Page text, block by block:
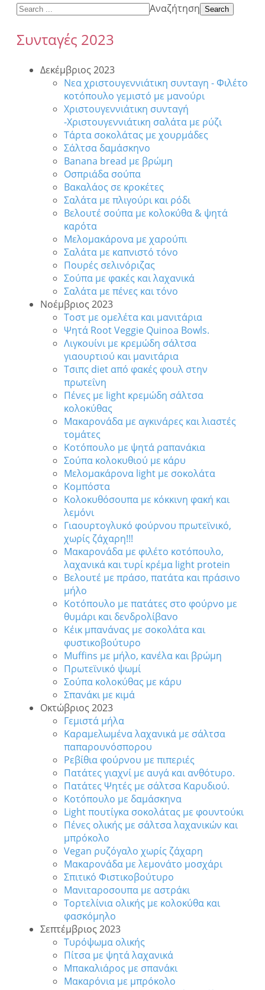
Αναζήτηση Search
Συνταγές 2023
Δεκέμβριος 2023
Νεα χριστουγεννιάτικη συνταγη - Φιλέτο
κοτόπουλο γεμιστό με μανούρι
Χριστουγεννιάτικη συνταγή
-Χριστουγεννιάτικη σαλάτα με ρύζι
Τάρτα σοκολάτας με χουρμάδες
Σάλτσα δαμάσκηνο
Banana bread με βρώμη
Οσπριάδα σούπα
Βακαλάος σε κροκέτες
Σαλάτα με πλιγούρι και ρόδι
Βελουτέ σούπα με κολοκύθα & ψητά
καρότα
Μελομακάρονα με χαρούπι
Σαλάτα με καπνιστό τόνο
Πουρές σελινόριζας
Σούπα με φακές και λαχανικά
Σαλάτα με πένες και τόνο
Νοέμβριος 2023
Τοστ με ομελέτα και μανιτάρια
Ψητά Root Veggie Quinoa Bowls.
Λιγκουίνι με κρεμώδη σάλτσα
γιαουρτιού και μανιτάρια
Τσιπς diet από φακές φουλ στην
πρωτεΐνη
Πένες με light κρεμώδη σάλτσα
κολοκύθας
Μακαρονάδα με αγκινάρες και λιαστές
τομάτες
Κοτόπουλο με ψητά ραπανάκια
Σούπα κολοκυθιού με κάρυ
Μελομακάρονα light με σοκολάτα
Κομπόστα
Κολοκυθόσουπα με κόκκινη φακή και
λεμόνι
Γιαουρτογλυκό φούρνου πρωτεϊνικό,
χωρίς ζάχαρη!!!
Μακαρονάδα με φιλέτο κοτόπουλο,
λαχανικά και τυρί κρέμα light protein
Βελουτέ με πράσο, πατάτα και πράσινο
μήλο
Κοτόπουλο με πατάτες στο φούρνο με
θυμάρι και δενδρολίβανο
Κέικ μπανάνας με σοκολάτα και
φυστικοβούτυρο
Muffins με μήλο, κανέλα και βρώμη
Πρωτεϊνικό ψωμί
Σούπα κολοκύθας με κάρυ
Σπανάκι με κιμά
Οκτώβριος 2023
Γεμιστά μήλα
Καραμελωμένα λαχανικά με σάλτσα
παπαρουνόσπορου
Ρεβίθια φούρνου με πιπεριές
Πατάτες γιαχνί με αυγά και ανθότυρο.
Πατάτες Ψητές με σάλτσα Καρυδιού.
Κοτόπουλο με δαμάσκηνα
Light πουτίγκα σοκολάτας με φουντούκι
Πένες ολικής με σάλτσα λαχανικών και
μπρόκολο
Vegan ρυζόγαλο χωρίς ζάχαρη
Μακαρονάδα με λεμονάτο μοσχάρι
Σπιτικό Φιστικοβούτυρο
Μανιταροσουπα με αστράκι
Τορτελίνια ολικής με κολοκύθα και
φασκόμηλο
Σεπτέμβριος 2023
Τυρόψωμα ολικής
Πίτσα με ψητά λαχανικά
Μπακαλιάρος με σπανάκι
Μακαρόνια με μπρόκολο